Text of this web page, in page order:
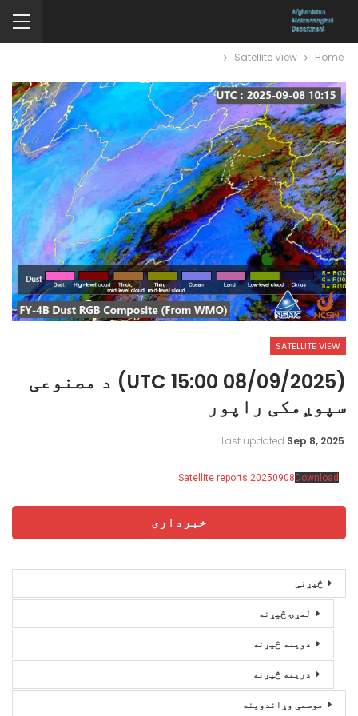
Home
Satellite View
SATELLITE VIEW
(08/09/2025 15:00 UTC) د مصنوعی
سپوږمکی راپور
Last updated Sep 8, 2025
Satellite reports 20250908 Download
خبرداری
څیړنې
لمړۍ څیړنه
دویمه څیړنه
دریمه څیړنه
موسمی وړاندوینه